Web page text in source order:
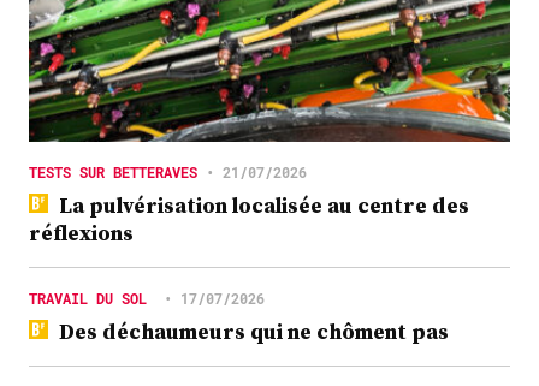
TESTS SUR BETTERAVES • 21/07/2026
La pulvérisation localisée au centre des
réflexions
TRAVAIL DU SOL • 17/07/2026
Des déchaumeurs qui ne chôment pas